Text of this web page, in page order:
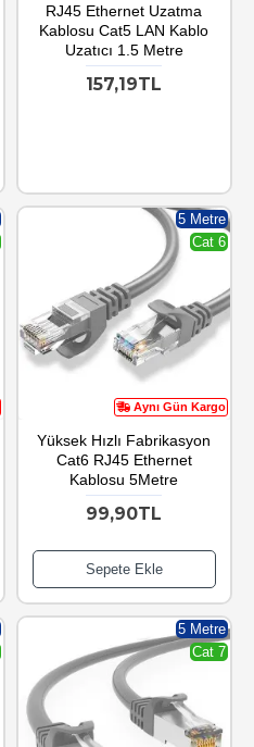
RJ45 Ethernet Uzatma
Kablosu Cat5 LAN Kablo
Uzatıcı 1.5 Metre
157,19TL
Aynı Gün Kargo
5 Metre
Cat 6
Yüksek Hızlı Fabrikasyon
Cat6 RJ45 Ethernet
Kablosu 5Metre
99,90TL
Sepete Ekle
5 Metre
Cat 7